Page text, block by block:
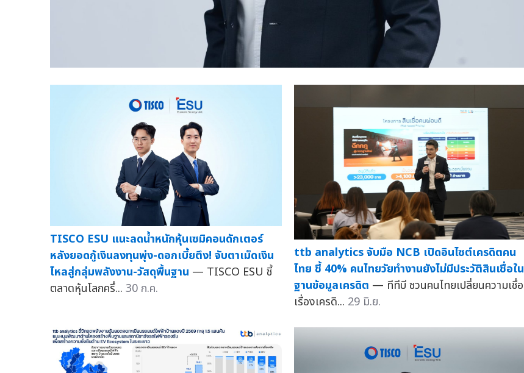
TISCO ESU แนะลดน้ำหนักหุ้นเซมิคอนดักเตอร์
หลังยอดกู้เงินลงทุนพุ่ง-ดอกเบี้ยตึง! จับตาเม็ดเงิน
ไหลสู่กลุ่มพลังงาน-วัสดุพื้นฐาน — TISCO ESU ชี้
ตลาดหุ้นโลกครึ่... 30 ก.ค.
ttb analytics จับมือ NCB เปิดอินไซต์เครดิตคน
ไทย ชี้ 40% คนไทยวัยทำงานยังไม่มีประวัติสินเชื่อใน
ฐานข้อมูลเครดิต — ทีทีบี ชวนคนไทยเปลี่ยนความเชื่อ
เรื่องเครดิ... 29 มิ.ย.